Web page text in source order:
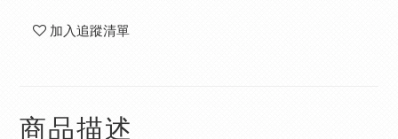
加入追蹤清單
商品描述